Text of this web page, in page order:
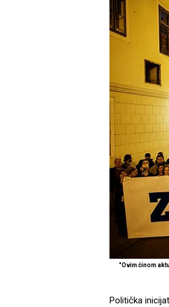
"Ovim činom
Politička